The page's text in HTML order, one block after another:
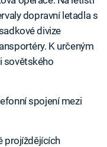
dopravní letadla s
divize
K určeným
sovětského
spojení mezi
projíždějících